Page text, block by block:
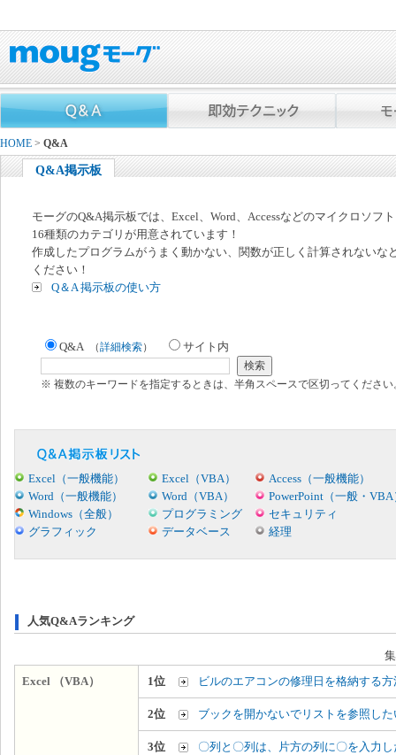
HOME > Q&A
Q&A掲示板
モーグのQ&A掲示板では、Excel、Word、Accessなどのマイクロソフ
16種類のカテゴリが用意されています！
作成したプログラムがうまく動かない、関数が正しく計算されないな
ください！
Q＆A 掲示板の使い方
Q&A （詳細検索） サイト内
※ 複数のキーワードを指定するときは、半角スペースで区切ってください
Excel（一般機能） Excel（VBA）
Access（一般機能）
Word（一般機能）
Word（VBA）
PowerPoint（一般・VBA
Windows（全般）
プログラミング
セキュリティ
グラフィック
データベース 経理
人気Q&Aランキング
Excel （VBA）
1位 ビルのエアコンの修理日を格納する方
2位 ブックを開かないでリストを参照した
3位
〇列と〇列は、片方の列に〇を入力